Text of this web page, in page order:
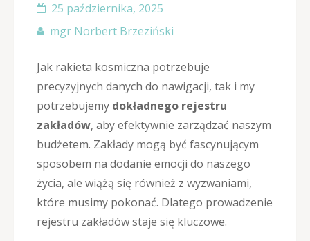
25 października, 2025
mgr Norbert Brzeziński
Jak rakieta kosmiczna potrzebuje
precyzyjnych danych do nawigacji, tak i my
potrzebujemy dokładnego rejestru
zakładów, aby efektywnie zarządzać naszym
budżetem. Zakłady mogą być fascynującym
sposobem na dodanie emocji do naszego
życia, ale wiążą się również z wyzwaniami,
które musimy pokonać. Dlatego prowadzenie
rejestru zakładów staje się kluczowe.